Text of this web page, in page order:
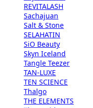
REVITALASH
Sachajuan
Salt & Stone
SELAHATIN
SiO Beauty
Skyn Iceland
Tangle Teezer
TAN-LUXE
TEN SCIENCE
Thalgo
THE ELEMENTS